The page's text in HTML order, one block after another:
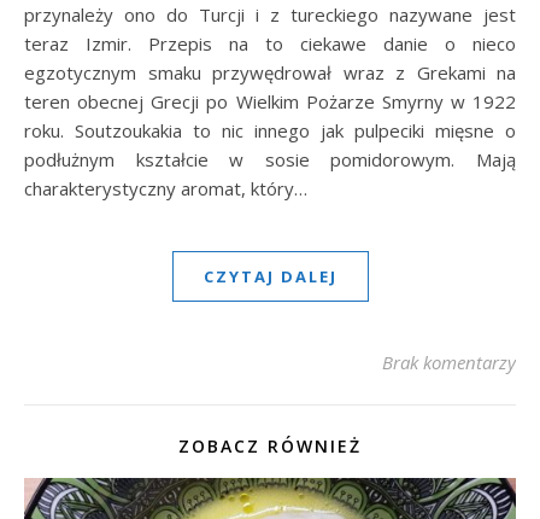
przynależy ono do Turcji i z tureckiego nazywane jest
teraz Izmir. Przepis na to ciekawe danie o nieco
egzotycznym smaku przywędrował wraz z Grekami na
teren obecnej Grecji po Wielkim Pożarze Smyrny w 1922
roku. Soutzoukakia to nic innego jak pulpeciki mięsne o
podłużnym kształcie w sosie pomidorowym. Mają
charakterystyczny aromat, który…
CZYTAJ DALEJ
Brak komentarzy
ZOBACZ RÓWNIEŻ